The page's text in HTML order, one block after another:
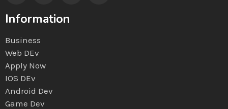
Information
Business
Web DEv
Apply Now
IOS DEv
Android Dev
Game Dev